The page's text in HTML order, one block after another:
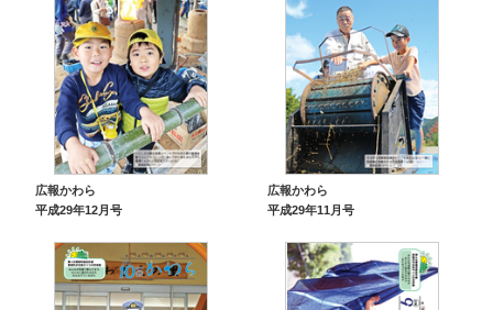
広報かわら
平成29年12月号
広報かわら
平成29年11月号